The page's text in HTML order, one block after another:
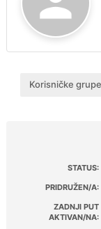
Korisničke grupe
STATUS:
PRIDRUŽEN/A:
ZADNJI PUT
AKTIVAN/NA: